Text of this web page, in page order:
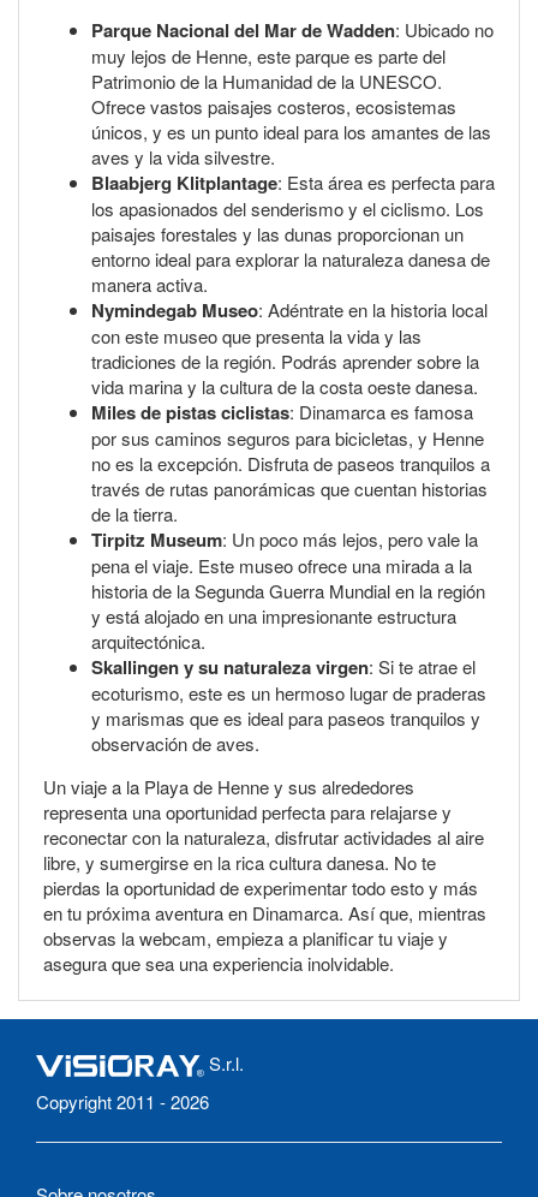
Parque Nacional del Mar de Wadden: Ubicado no
muy lejos de Henne, este parque es parte del
Patrimonio de la Humanidad de la UNESCO.
Ofrece vastos paisajes costeros, ecosistemas
únicos, y es un punto ideal para los amantes de las
aves y la vida silvestre.
Blaabjerg Klitplantage: Esta área es perfecta para
los apasionados del senderismo y el ciclismo. Los
paisajes forestales y las dunas proporcionan un
entorno ideal para explorar la naturaleza danesa de
manera activa.
Nymindegab Museo: Adéntrate en la historia local
con este museo que presenta la vida y las
tradiciones de la región. Podrás aprender sobre la
vida marina y la cultura de la costa oeste danesa.
Miles de pistas ciclistas: Dinamarca es famosa
por sus caminos seguros para bicicletas, y Henne
no es la excepción. Disfruta de paseos tranquilos a
través de rutas panorámicas que cuentan historias
de la tierra.
Tirpitz Museum: Un poco más lejos, pero vale la
pena el viaje. Este museo ofrece una mirada a la
historia de la Segunda Guerra Mundial en la región
y está alojado en una impresionante estructura
arquitectónica.
Skallingen y su naturaleza virgen: Si te atrae el
ecoturismo, este es un hermoso lugar de praderas
y marismas que es ideal para paseos tranquilos y
observación de aves.
Un viaje a la Playa de Henne y sus alrededores
representa una oportunidad perfecta para relajarse y
reconectar con la naturaleza, disfrutar actividades al aire
libre, y sumergirse en la rica cultura danesa. No te
pierdas la oportunidad de experimentar todo esto y más
en tu próxima aventura en Dinamarca. Así que, mientras
observas la webcam, empieza a planificar tu viaje y
asegura que sea una experiencia inolvidable.
S.r.l.
Copyright 2011 - 2026